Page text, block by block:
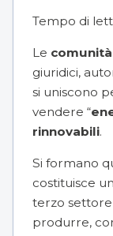
Tempo di
Le
giuridici,
si uniscono
vendere “
rinnovabili.
Si formano
costituisce
terzo settore
produrre,